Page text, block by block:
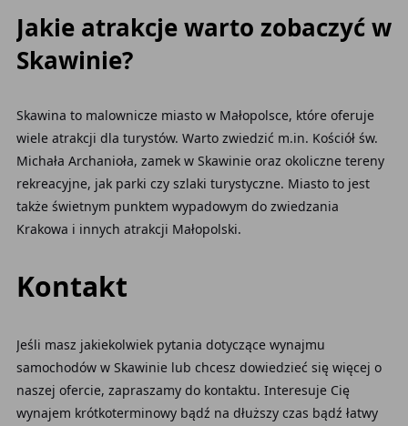
Jakie atrakcje warto zobaczyć w
Skawinie?
Skawina to malownicze miasto w Małopolsce, które oferuje
wiele atrakcji dla turystów. Warto zwiedzić m.in. Kościół św.
Michała Archanioła, zamek w Skawinie oraz okoliczne tereny
rekreacyjne, jak parki czy szlaki turystyczne. Miasto to jest
także świetnym punktem wypadowym do zwiedzania
Krakowa i innych atrakcji Małopolski.
Kontakt
Jeśli masz jakiekolwiek pytania dotyczące wynajmu
samochodów w Skawinie lub chcesz dowiedzieć się więcej o
naszej ofercie, zapraszamy do kontaktu. Interesuje Cię
wynajem krótkoterminowy bądź na dłuższy czas bądź łatwy